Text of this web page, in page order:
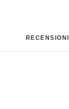
RECENSIONI